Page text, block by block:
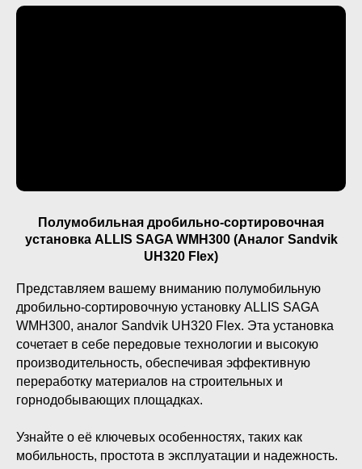
Полумобильная дробильно-сортировочная
установка ALLIS SAGA WMH300 (Аналог Sandvik
UH320 Flex)
Представляем вашему вниманию полумобильную
дробильно-сортировочную установку ALLIS SAGA
WMH300, аналог Sandvik UH320 Flex. Эта установка
сочетает в себе передовые технологии и высокую
производительность, обеспечивая эффективную
переработку материалов на строительных и
горнодобывающих площадках.
Узнайте о её ключевых особенностях, таких как
мобильность, простота в эксплуатации и надежность.